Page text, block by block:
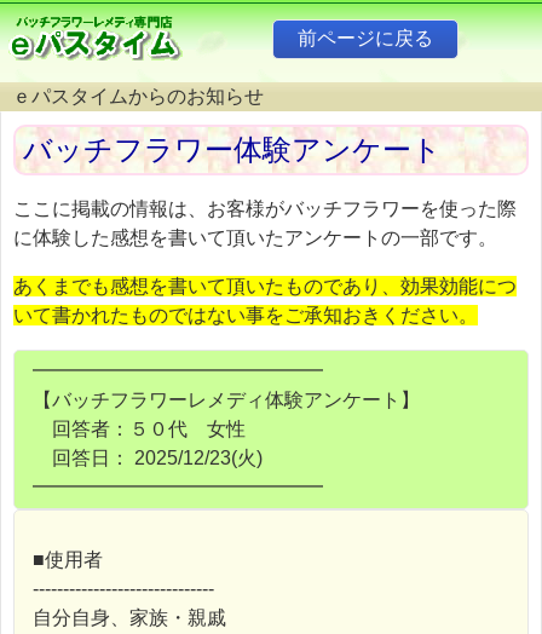
ｅパスタイムからのお知らせ
バッチフラワー体験アンケート
ここに掲載の情報は、お客様がバッチフラワーを使った際
に体験した感想を書いて頂いたアンケートの一部です。
あくまでも感想を書いて頂いたものであり、効果効能につ
いて書かれたものではない事をご承知おきください。
━━━━━━━━━━━━━━━
【バッチフラワーレメディ体験アンケート】
回答者：５０代 女性
回答日： 2025/12/23(火)
━━━━━━━━━━━━━━━
■使用者
------------------------------
自分自身、家族・親戚